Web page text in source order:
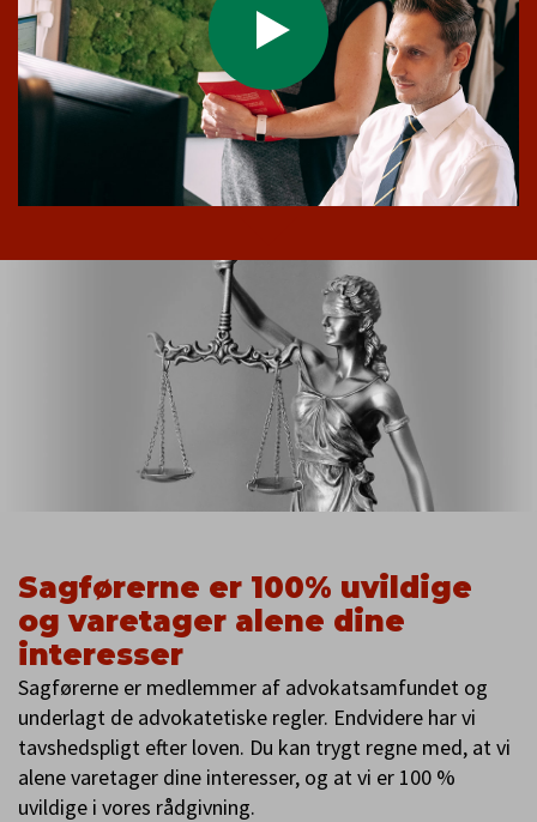
Sagførerne er 100% uvildige
og varetager alene dine
interesser
Sagførerne er medlemmer af advokatsamfundet og
underlagt de advokatetiske regler. Endvidere har vi
tavshedspligt efter loven. Du kan trygt regne med, at vi
alene varetager dine interesser, og at vi er 100 %
uvildige i vores rådgivning.